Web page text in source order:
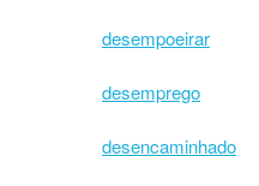
desempoeirar
desemprego
desencaminhado